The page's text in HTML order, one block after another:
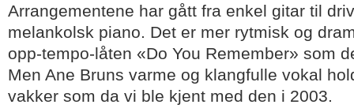
Arrangementene har gått fra enkel gitar til
melankolsk piano. Det er mer rytmisk og
opp-tempo-låten «Do You Remember» som
Men Ane Bruns varme og klangfulle vokal
vakker som da vi ble kjent med den i 2003.